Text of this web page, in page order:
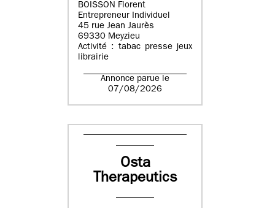
BOISSON Florent
Entrepreneur Individuel
45 rue Jean Jaurès
69330 Meyzieu
Activité : tabac presse jeux
librairie
Annonce parue le
07/08/2026
Osta
Therapeutics